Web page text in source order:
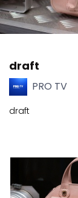
draft
PRO TV
draft